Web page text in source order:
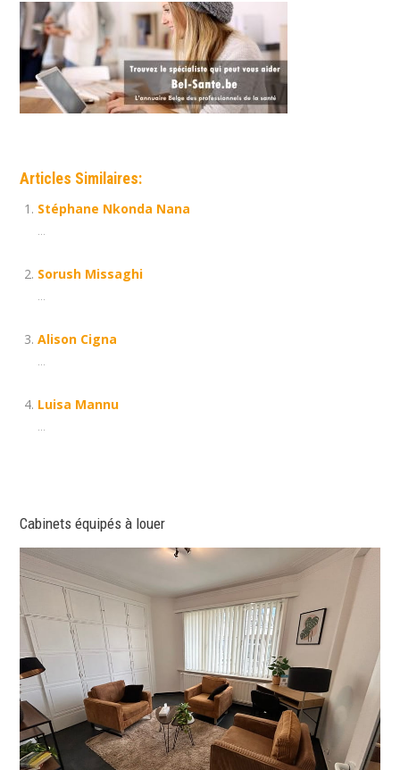
Articles Similaires:
Stéphane Nkonda Nana
...
Sorush Missaghi
...
Alison Cigna
...
Luisa Mannu
...
Cabinets équipés à louer